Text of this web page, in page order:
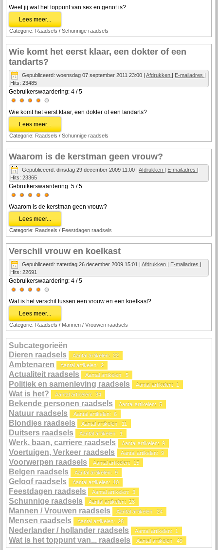
Weet jij wat het toppunt van sex en genot is?
Lees meer...
Categorie: Raadsels /Schunnige raadsels
Wie komt het eerst klaar, een dokter of een
tandarts?
Gepubliceerd: woensdag 07 september 2011 23:00 |Afdrukken | E-mailadres |
Hits: 23485
Gebruikerswaardering:4 /5
Wie komt het eerst klaar, een dokter of een tandarts?
Lees meer...
Categorie: Raadsels /Schunnige raadsels
Waarom is de kerstman geen vrouw?
Gepubliceerd: dinsdag 29 december 2009 11:00 |Afdrukken | E-mailadres |
Hits: 23365
Gebruikerswaardering:5 /5
Waarom is de kerstman geen vrouw?
Lees meer...
Categorie: Raadsels / Feestdagen raadsels
Verschil vrouw en koelkast
Gepubliceerd: zaterdag 26 december 2009 15:01 |Afdrukken | E-mailadres |
Hits: 22691
Gebruikerswaardering:4 /5
Wat is het verschil tussen een vrouw en een koelkast?
Lees meer...
Categorie: Raadsels / Mannen / Vrouwen raadsels
Subcategorieën
Dieren raadsels
Aantal artikelen: 22
Ambtenaren Aantal artikelen: 2
Actualiteit raadsels Aantal artikelen: 5
Politiek en samenleving raadsels Aantal artikelen: 1
Wat is het? Aantal artikelen: 34
Bekende personen raadsels Aantal artikelen: 5
Natuur raadsels Aantal artikelen: 6
Blondjes raadsels Aantal artikelen: 11
Duitsers raadsels Aantal artikelen: 1
Werk, baan, carriere raadsels Aantal artikelen: 9
Voertuigen, Verkeer raadsels Aantal artikelen: 9
Voorwerpen raadsels Aantal artikelen: 15
Belgen raadsels Aantal artikelen: 9
Geloof raadsels Aantal artikelen: 10
Feestdagen raadsels Aantal artikelen: 3
Schunnige raadsels Aantal artikelen: 28
Mannen / Vrouwen raadsels Aantal artikelen: 24
Mensen raadsels Aantal artikelen: 28
Nederlander / hollander raadsels Aantal artikelen: 1
Wat is het toppunt van... raadsels Aantal artikelen: 49